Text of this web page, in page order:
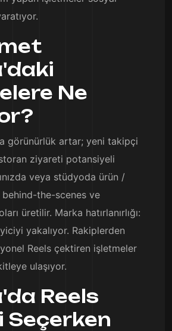
Ne
görünürlük artar; yeni takipçi
ziyareti potansiyeli
veya stüdyoda ürün /
behind-the-scenes ve
üretilir. Marka hatırlanırlığı:
yakalıyor. Rakiplerden
Reels çektiren işletmeler
ulaşıyor.
Reels
Seçerken